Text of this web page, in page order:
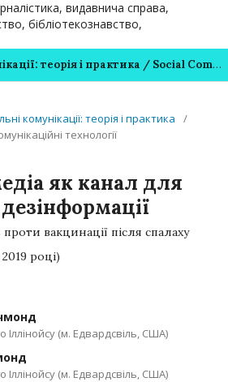
видавнича справа,
бібліотекознавство,
Соціальні комунікації: теорія і практика / Social Communications: Theory and Practice
комунікації: теорія і практика
/
технології
як канал для
вакцинації після спалаху
році)
Іллінойсу (м. Едвардсвіль, США)
Іллінойсу (м. Едвардсвіль, США)